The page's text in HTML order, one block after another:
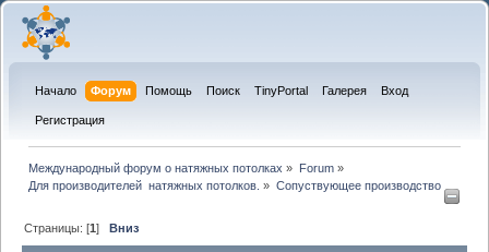
Начало Форум Помощь Поиск TinyPortal Галерея Вход
Регистрация
Международный форум о натяжных потолках » Forum»
Для производителей  натяжных потолков. » Сопуствующее производство
Страницы: [1]Вниз